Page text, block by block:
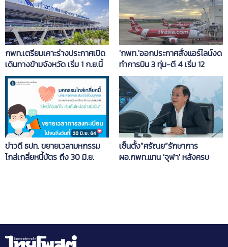
กพท.เตรียมเคาะร่างประกาศเปิด
เดินทางข้ามจังหวัด เริ่ม 1 ก.ย.นี้
'กพท.'ออกประกาศสั่งแอร์ไลน์งด
ทำการบิน 3 ทุ่ม-ตี 4 เริ่ม 12
ก.ค.เป็นต้นไป
ข่าวดี ธปท. ขยายเวลามหกรรม
ไกล่เกลี่ยหนี้บัตร ถึง 30 มิ.ย.
เซ็นตั้ง”ศรัณย”รักษาการ
ผอ.กพท.แทน 'จุฬา' หลังครบ